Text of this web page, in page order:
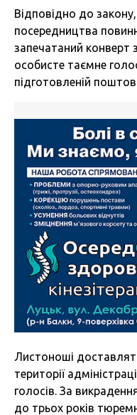
Відповідно до
посередництва
запечатаний конверт
особисте таємне
підготовленій
Листоноші
території
голосів. За
до трьох років